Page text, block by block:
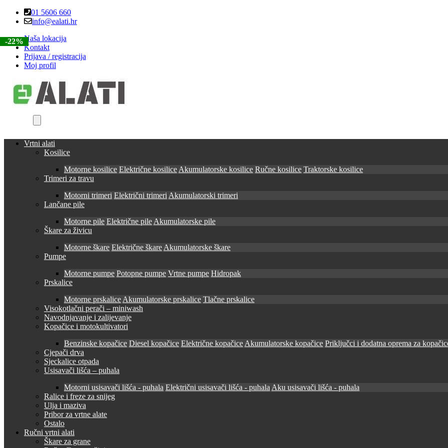
Skip
Skip
01 5606 660
info@ealati.hr
Naša lokacija
Kontakt
Prijava / registracija
Moj profil
Vrtni alati
Kosilice
Motorne kosilice Električne kosilice Akumulatorske kosilice Ručne kosilice Traktorske kosilice
Trimeri za travu
Motorni trimeri Električni trimeri Akumulatorski trimeri
Lančane pile
Motorne pile Električne pile Akumulatorske pile
Škare za živicu
Motorne škare Električne škare Akumulatorske škare
Pumpe
Motorne pumpe Potopne pumpe Vrtne pumpe Hidropak
Prskalice
Motorne prskalice Akumulatorske prskalice Tlačne prskalice
Visokotlačni perači – miniwash
Navodnjavanje i zalijevanje
Kopačice i motokultivatori
Benzinske kopačice Diesel kopačice Električne kopačice Akumulatorske kopačice Priključci i dodatna oprema za
Cjepači drva
Sjeckalice otpada
Usisavači lišća – puhala
Motorni usisavači lišća - puhala Električni usisavači lišća - puhala Aku usisavači lišća - puhala
Ralice i freze za snijeg
Ulja i maziva
Pribor za vrtne alate
Ostalo
Ručni vrtni alati
Škare za grane
-22%
-22%
-39%
-22%